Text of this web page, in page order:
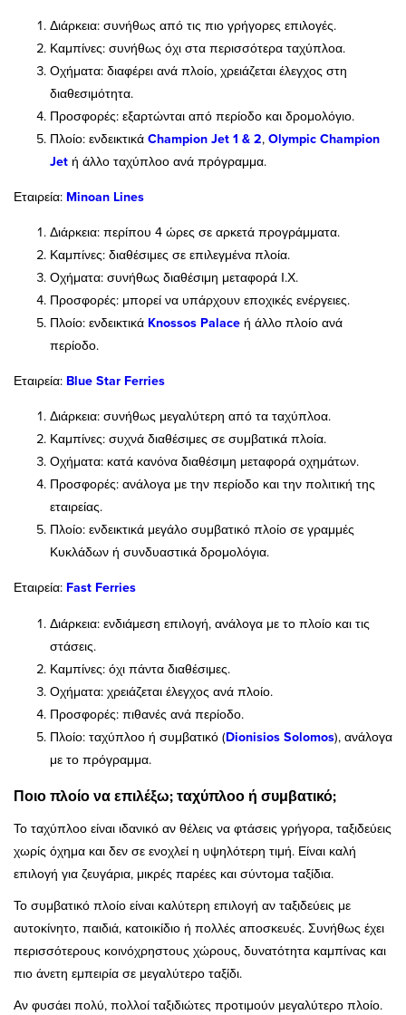
Διάρκεια: συνήθως από τις πιο γρήγορες επιλογές.
Καμπίνες: συνήθως όχι στα περισσότερα ταχύπλοα.
Οχήματα: διαφέρει ανά πλοίο, χρειάζεται έλεγχος στη
διαθεσιμότητα.
Προσφορές: εξαρτώνται από περίοδο και δρομολόγιο.
Πλοίο: ενδεικτικά Champion Jet 1 & 2, Olympic Champion
Jet ή άλλο ταχύπλοο ανά πρόγραμμα.
Εταιρεία: Minoan Lines
Διάρκεια: περίπου 4 ώρες σε αρκετά προγράμματα.
Καμπίνες: διαθέσιμες σε επιλεγμένα πλοία.
Οχήματα: συνήθως διαθέσιμη μεταφορά Ι.Χ.
Προσφορές: μπορεί να υπάρχουν εποχικές ενέργειες.
Πλοίο: ενδεικτικά Knossos Palace ή άλλο πλοίο ανά
περίοδο.
Εταιρεία: Blue Star Ferries
Διάρκεια: συνήθως μεγαλύτερη από τα ταχύπλοα.
Καμπίνες: συχνά διαθέσιμες σε συμβατικά πλοία.
Οχήματα: κατά κανόνα διαθέσιμη μεταφορά οχημάτων.
Προσφορές: ανάλογα με την περίοδο και την πολιτική της
εταιρείας.
Πλοίο: ενδεικτικά μεγάλο συμβατικό πλοίο σε γραμμές
Κυκλάδων ή συνδυαστικά δρομολόγια.
Εταιρεία: Fast Ferries
Διάρκεια: ενδιάμεση επιλογή, ανάλογα με το πλοίο και τις
στάσεις.
Καμπίνες: όχι πάντα διαθέσιμες.
Οχήματα: χρειάζεται έλεγχος ανά πλοίο.
Προσφορές: πιθανές ανά περίοδο.
Πλοίο: ταχύπλοο ή συμβατικό (Dionisios Solomos), ανάλογα
με το πρόγραμμα.
Ποιο πλοίο να επιλέξω; ταχύπλοο ή συμβατικό;
Το ταχύπλοο είναι ιδανικό αν θέλεις να φτάσεις γρήγορα, ταξιδεύεις
χωρίς όχημα και δεν σε ενοχλεί η υψηλότερη τιμή. Είναι καλή
επιλογή για ζευγάρια, μικρές παρέες και σύντομα ταξίδια.
Το συμβατικό πλοίο είναι καλύτερη επιλογή αν ταξιδεύεις με
αυτοκίνητο, παιδιά, κατοικίδιο ή πολλές αποσκευές. Συνήθως έχει
περισσότερους κοινόχρηστους χώρους, δυνατότητα καμπίνας και
πιο άνετη εμπειρία σε μεγαλύτερο ταξίδι.
Αν φυσάει πολύ, πολλοί ταξιδιώτες προτιμούν μεγαλύτερο πλοίο.